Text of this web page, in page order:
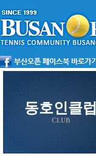
동호인클럽
CLUB